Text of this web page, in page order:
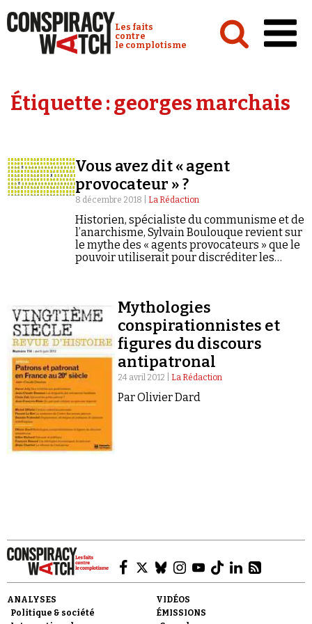
Conspiracy Watch :
Les faits
contre
le complotisme
Analyses
Vidéos
Émissions
Revues de presse
Newsletter
Étiquette :georges marchais
Vous avez dit « agent
provocateur » ?
8 décembre 2018 | La Rédaction
Historien, spécialiste du communisme et de
l’anarchisme, Sylvain Boulouque revient sur
le mythe des « agents provocateurs » que le
pouvoir utiliserait pour discréditer les
Mythologies
conspirationnistes et
figures du discours
antipatronal
24 avril 2012 | La Rédaction
Par Olivier Dard
ANALYSES
Politique & société
VIDÉOS
ÉMISSIONS